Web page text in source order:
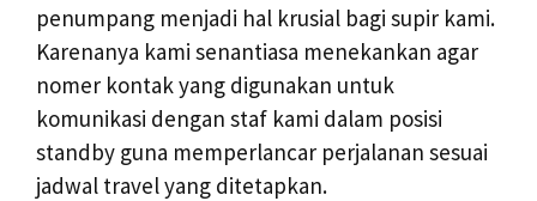
penumpang menjadi hal krusial bagi supir kami.
Karenanya kami senantiasa menekankan agar
nomer kontak yang digunakan untuk
komunikasi dengan staf kami dalam posisi
standby guna memperlancar perjalanan sesuai
jadwal travel yang ditetapkan.